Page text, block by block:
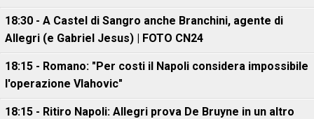
18:30 - A Castel di Sangro anche Branchini, agente di
Allegri (e Gabriel Jesus) | FOTO CN24
18:15 - Romano: "Per costi il Napoli considera impossibile
l'operazione Vlahovic"
18:15 - Ritiro Napoli: Allegri prova De Bruyne in un altro